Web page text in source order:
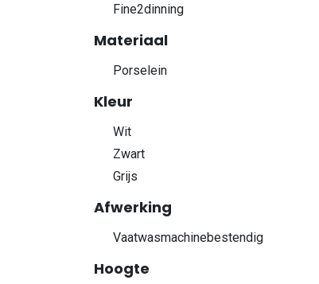
Fine2dinning
Materiaal
Porselein
Kleur
Wit
Zwart
Grijs
Afwerking
Vaatwasmachinebestendig
Hoogte